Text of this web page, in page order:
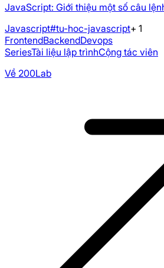
JavaScript: Giới thiệu một số câu
Javascript#tu-hoc-javascript+ 1
FrontendBackendDevops
SeriesTài liệu lập trìnhCộng tác viên
Về 200Lab